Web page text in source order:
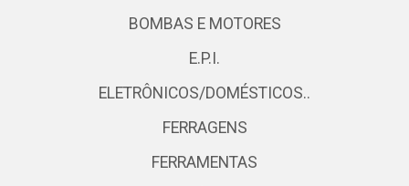
BOMBAS E MOTORES
E.P.I.
ELETRÔNICOS/DOMÉSTICOS..
FERRAGENS
FERRAMENTAS